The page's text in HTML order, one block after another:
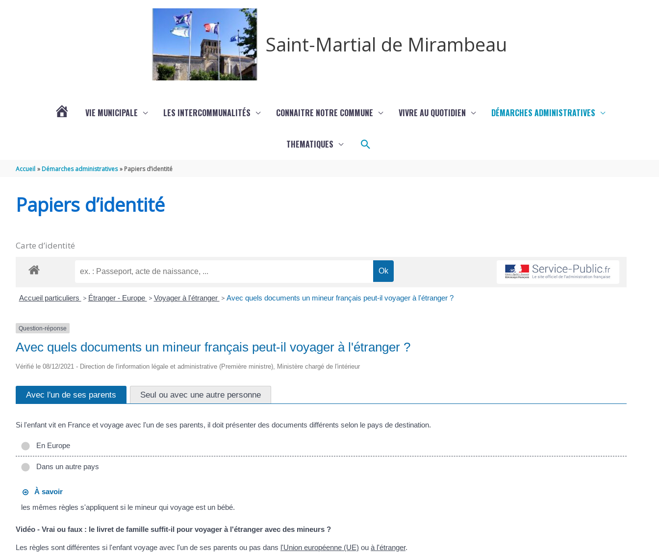
Saint-Martial de Mirambeau
VIE MUNICIPALE LES INTERCOMMUNALITÉS CONNAITRE NOTRE COMMUNE VIVRE AU QUOTIDIEN DÉMARCHES ADMINISTRATIVES
THEMATIQUES Rechercher
Accueil Démarches administratives Papiers d’identité
Papiers d’identité
Carte d’identité
Accueil particuliers > Étranger - Europe > Voyager à l'étranger > Avec quels documents un mineur français peut-il voyager à l'étranger ?
Question-réponse
Avec quels documents un mineur français peut-il voyager à l'étranger ?
Vérifié le 08/12/2021 - Direction de l'information légale et administrative (Première ministre), Ministère chargé de l'intérieur
Avec l'un de ses parents Seul ou avec une autre personne
Si l'enfant vit en France et voyage avec l'un de ses parents, il doit présenter des documents différents selon le pays de destination.
En Europe
Dans un autre pays
À savoir
les mêmes règles s'appliquent si le mineur qui voyage est un bébé.
Vidéo - Vrai ou faux : le livret de famille suffit-il pour voyager à l'étranger avec des mineurs ?
Les règles sont différentes si l'enfant voyage avec l'un de ses parents ou pas dans l'Union européenne (UE) ou à l'étranger.